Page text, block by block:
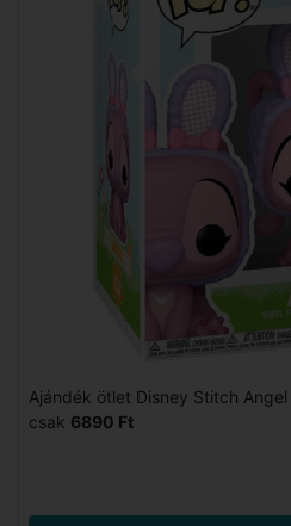
Ajándék ötlet Disney Stitch
csak 6890 Ft